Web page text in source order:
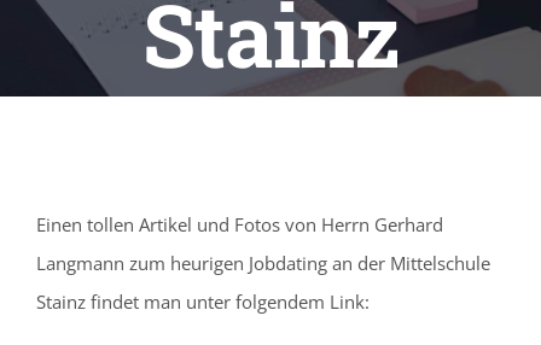
Stainz
Einen tollen Artikel und Fotos von Herrn Gerhard
Langmann zum heurigen Jobdating an der Mittelschule
Stainz findet man unter folgendem Link: